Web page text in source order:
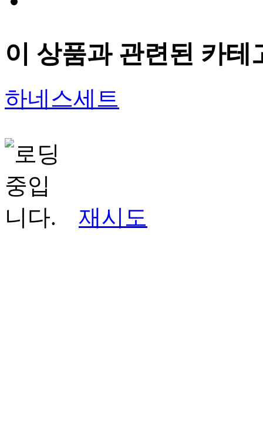
이 상품과 관련된 카테
하네스세트
재시도